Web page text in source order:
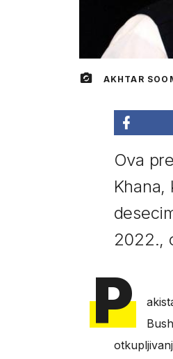
AKHTAR
Ova
2022.,
P